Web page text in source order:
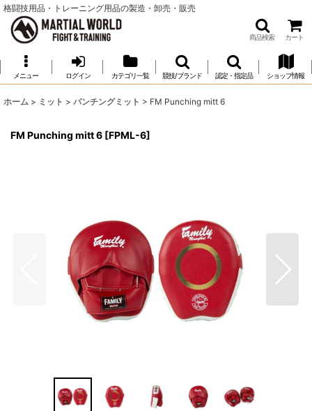
格闘技用品・トレーニング用品の製造・卸売・販売
商品検索 カート
メニュー ログイン カテゴリ一覧 競技/ブランド 認定・指定品 ショップ情報
ホーム > ミット > パンチングミット > FM Punching mitt 6
FM Punching mitt 6 [FPML-6]